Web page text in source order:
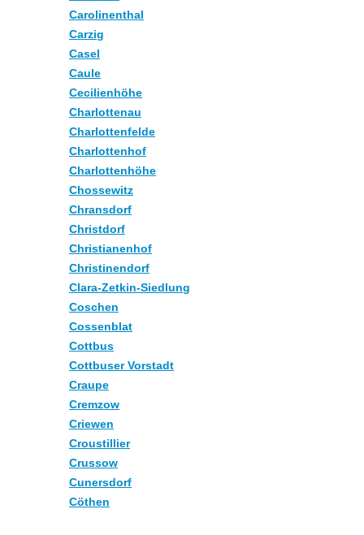
Carolinenthal
Carzig
Casel
Caule
Cecilienhöhe
Charlottenau
Charlottenfelde
Charlottenhof
Charlottenhöhe
Chossewitz
Chransdorf
Christdorf
Christianenhof
Christinendorf
Clara-Zetkin-Siedlung
Coschen
Cossenblat
Cottbus
Cottbuser Vorstadt
Craupe
Cremzow
Criewen
Croustillier
Crussow
Cunersdorf
Cöthen